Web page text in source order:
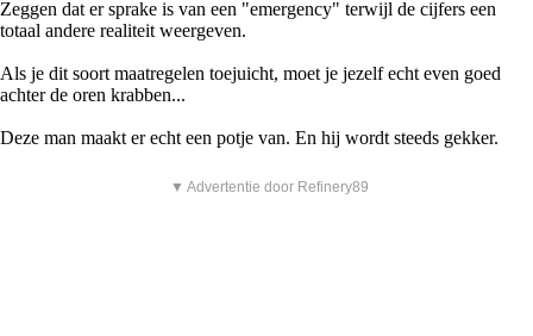
Zeggen dat er sprake is van een "emergency" terwijl de cijfers een
totaal andere realiteit weergeven.
Als je dit soort maatregelen toejuicht, moet je jezelf echt even goed
achter de oren krabben...
Deze man maakt er echt een potje van. En hij wordt steeds gekker.
▼ Advertentie door Refinery89